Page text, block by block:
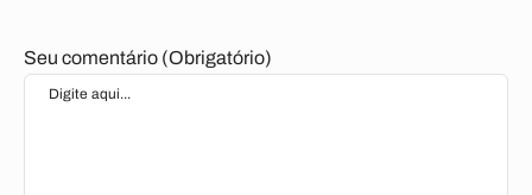
Seu comentário (Obrigatório)